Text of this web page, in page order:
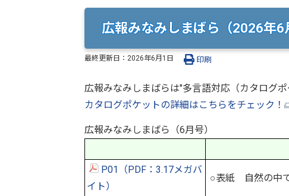
広報みなみしまばら（2026年6
最終更新日： 2026年6月1日 印刷
広報みなみしまばらは"多言語対応（カタログポ
カタログポケットの詳細はこちらをチェック！
広報みなみしまばら（6月号）
P01（PDF：3.17メガバ
イト）
○表紙 自然の中